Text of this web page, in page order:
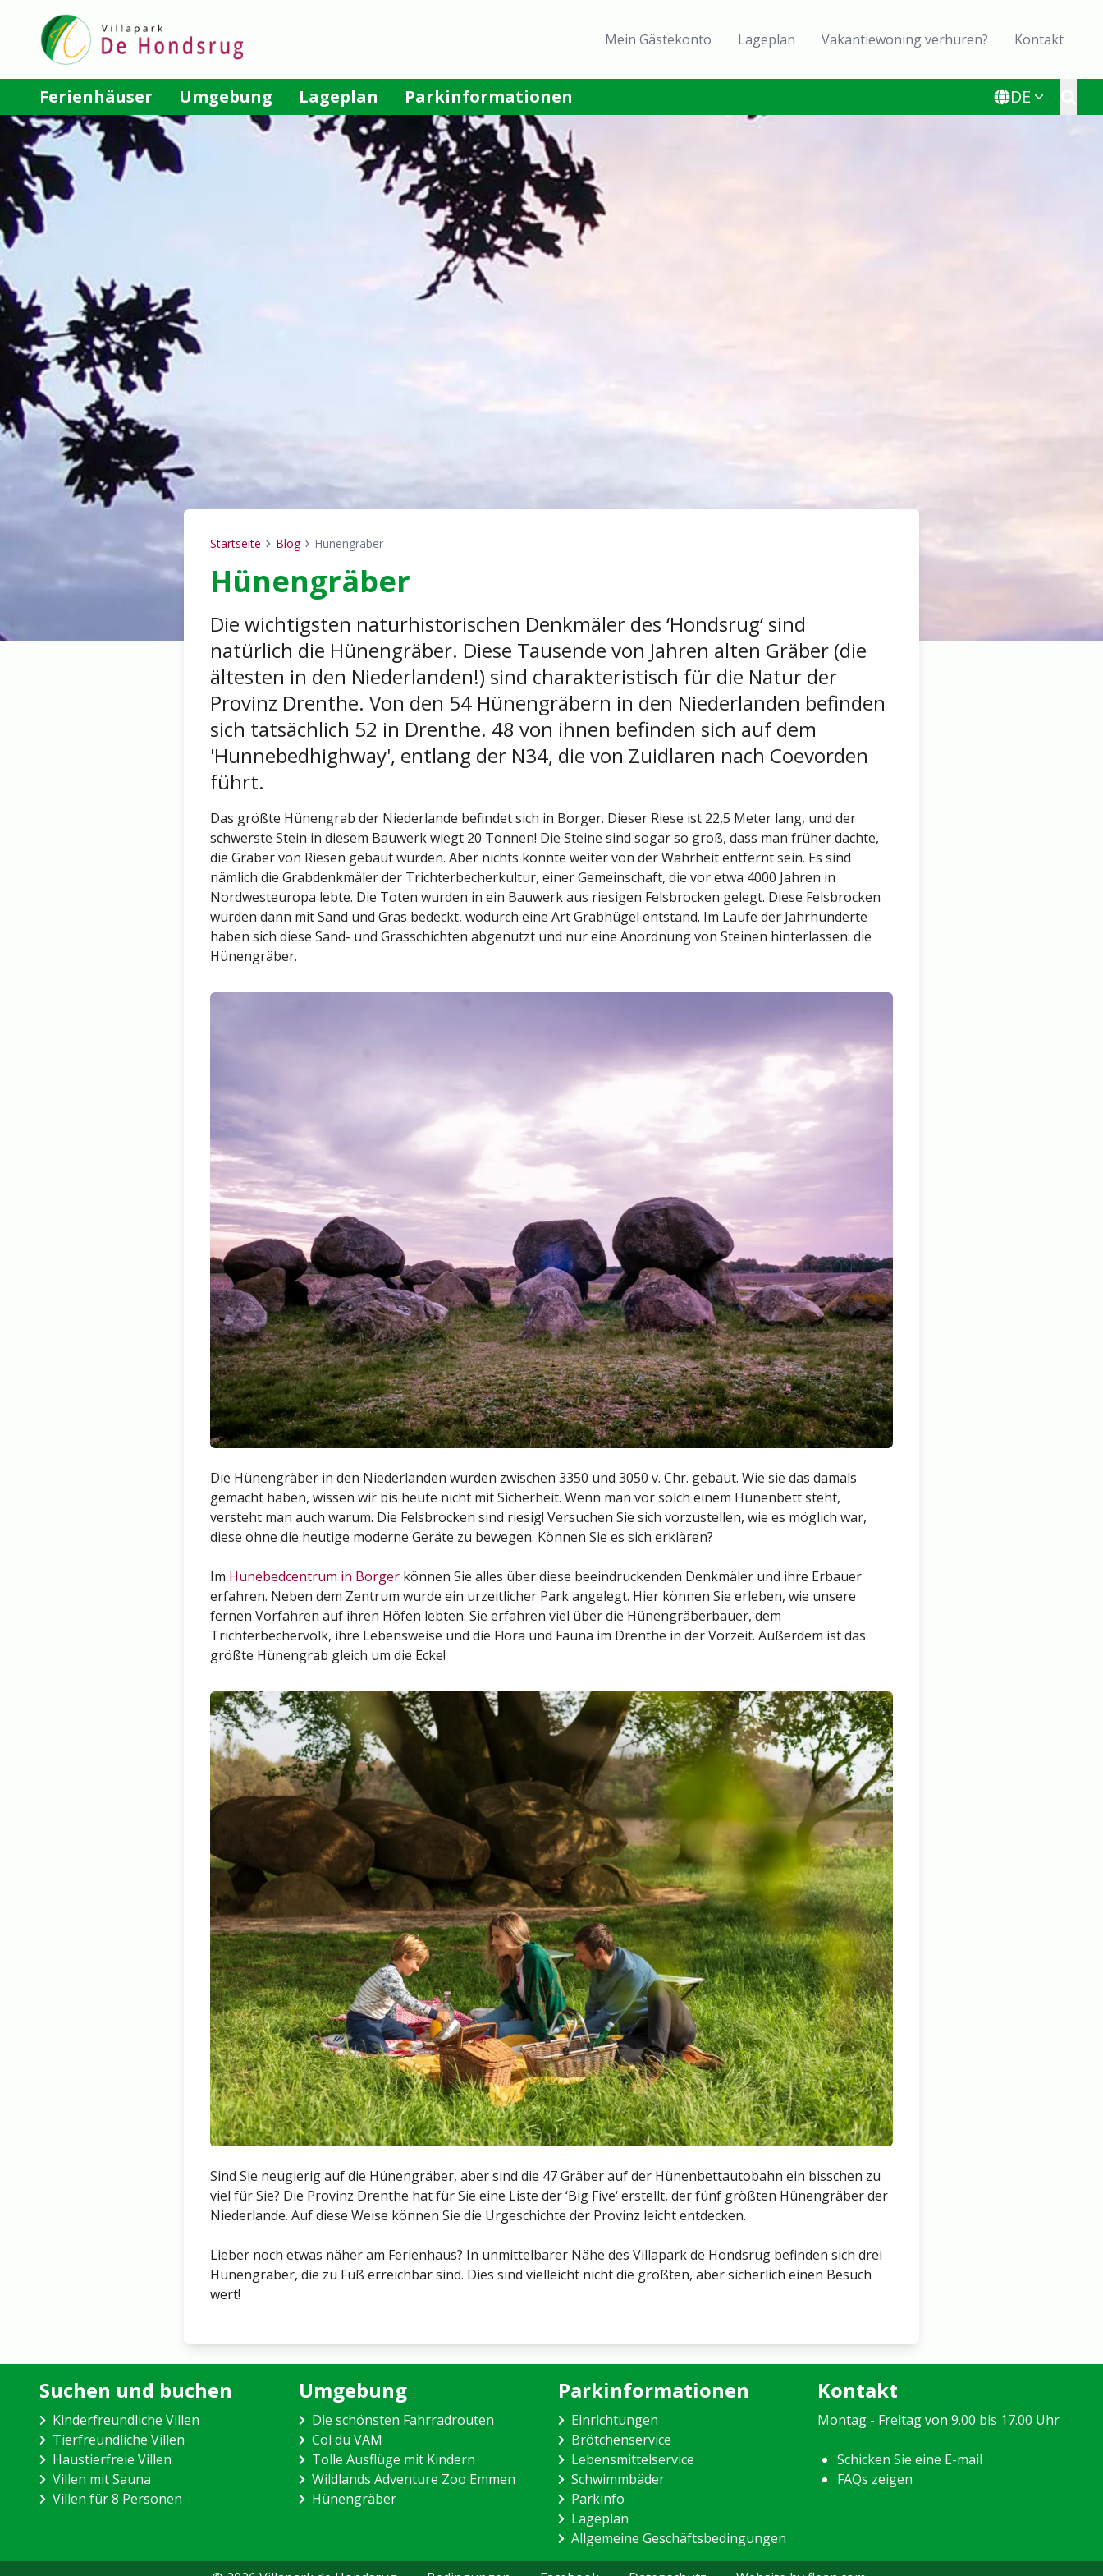
Header
menu
Mein Gästekonto Lageplan Vakantiewoning verhuren? Kontakt
Main
navigation
Ferienhäuser Umgebung Lageplan Parkinformationen DE
Breadcrumb
Startseite Blog Hünengräber
Hünengräber
Die wichtigsten naturhistorischen Denkmäler des ‘Hondsrug‘ sind
natürlich die Hünengräber. Diese Tausende von Jahren alten Gräber (die
ältesten in den Niederlanden!) sind charakteristisch für die Natur der
Provinz Drenthe. Von den 54 Hünengräbern in den Niederlanden befinden
sich tatsächlich 52 in Drenthe. 48 von ihnen befinden sich auf dem
'Hunnebedhighway', entlang der N34, die von Zuidlaren nach Coevorden
führt.
Das größte Hünengrab der Niederlande befindet sich in Borger. Dieser Riese ist 22,5 Meter lang, und der
schwerste Stein in diesem Bauwerk wiegt 20 Tonnen! Die Steine sind sogar so groß, dass man früher dachte,
die Gräber von Riesen gebaut wurden. Aber nichts könnte weiter von der Wahrheit entfernt sein. Es sind
nämlich die Grabdenkmäler der Trichterbecherkultur, einer Gemeinschaft, die vor etwa 4000 Jahren in
Nordwesteuropa lebte. Die Toten wurden in ein Bauwerk aus riesigen Felsbrocken gelegt. Diese Felsbrocken
wurden dann mit Sand und Gras bedeckt, wodurch eine Art Grabhügel entstand. Im Laufe der Jahrhunderte
haben sich diese Sand- und Grasschichten abgenutzt und nur eine Anordnung von Steinen hinterlassen: die
Hünengräber.
Die Hünengräber in den Niederlanden wurden zwischen 3350 und 3050 v. Chr. gebaut. Wie sie das damals
gemacht haben, wissen wir bis heute nicht mit Sicherheit. Wenn man vor solch einem Hünenbett steht,
versteht man auch warum. Die Felsbrocken sind riesig! Versuchen Sie sich vorzustellen, wie es möglich war,
diese ohne die heutige moderne Geräte zu bewegen. Können Sie es sich erklären?
Im Hunebedcentrum in Borger können Sie alles über diese beeindruckenden Denkmäler und ihre Erbauer
erfahren. Neben dem Zentrum wurde ein urzeitlicher Park angelegt. Hier können Sie erleben, wie unsere
fernen Vorfahren auf ihren Höfen lebten. Sie erfahren viel über die Hünengräberbauer, dem
Trichterbechervolk, ihre Lebensweise und die Flora und Fauna im Drenthe in der Vorzeit. Außerdem ist das
größte Hünengrab gleich um die Ecke!
Sind Sie neugierig auf die Hünengräber, aber sind die 47 Gräber auf der Hünenbettautobahn ein bisschen zu
viel für Sie? Die Provinz Drenthe hat für Sie eine Liste der ‘Big Five‘ erstellt, der fünf größten Hünengräber der
Niederlande. Auf diese Weise können Sie die Urgeschichte der Provinz leicht entdecken.
Lieber noch etwas näher am Ferienhaus? In unmittelbarer Nähe des Villapark de Hondsrug befinden sich drei
Hünengräber, die zu Fuß erreichbar sind. Dies sind vielleicht nicht die größten, aber sicherlich einen Besuch
wert!
Suchen und buchen
Kinderfreundliche Villen
Tierfreundliche Villen
Haustierfreie Villen
Villen mit Sauna
Villen für 8 Personen
Umgebung
Die schönsten Fahrradrouten
Col du VAM
Tolle Ausflüge mit Kindern
Wildlands Adventure Zoo Emmen
Hünengräber
Parkinformationen
Einrichtungen
Brötchenservice
Lebensmittelservice
Schwimmbäder
Parkinfo
Lageplan
Allgemeine Geschäftsbedingungen
Kontakt
Montag - Freitag von 9.00 bis 17.00 Uhr
Schicken Sie eine E-mail
FAQs zeigen